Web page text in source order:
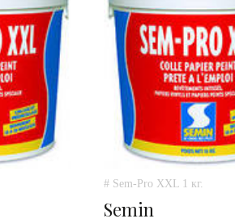
# Sem-Pro XXL 1 кг.
Semin